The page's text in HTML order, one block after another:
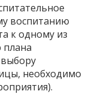
воспитанию
к одному из
плана
необходимо